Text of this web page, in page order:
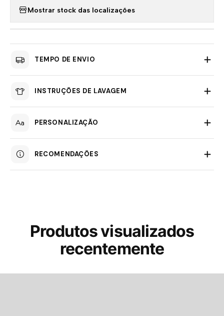
Mostrar stock das localizações
TEMPO DE ENVIO
INSTRUÇÕES DE LAVAGEM
PERSONALIZAÇÃO
RECOMENDAÇÕES
Produtos visualizados
recentemente